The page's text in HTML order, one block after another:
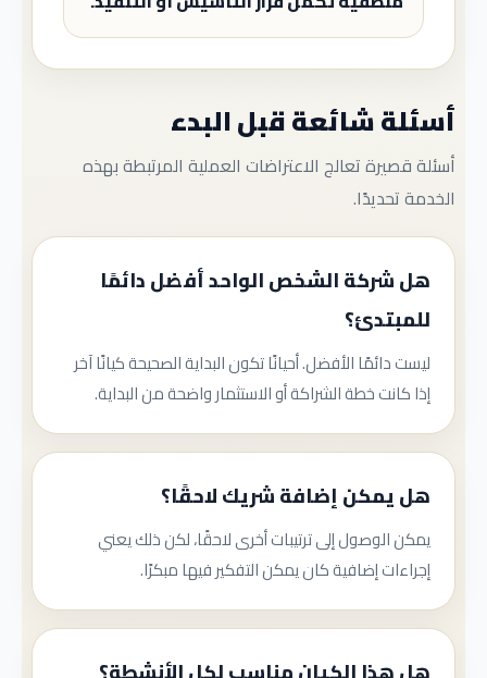
أسئلة شائعة قبل البدء
أسئلة قصيرة تعالج الاعتراضات العملية المرتبطة بهذه
الخدمة تحديدًا.
هل شركة الشخص الواحد أفضل دائمًا
للمبتدئ؟
ليست دائمًا الأفضل. أحيانًا تكون البداية الصحيحة كيانًا آخر
إذا كانت خطة الشراكة أو الاستثمار واضحة من البداية.
هل يمكن إضافة شريك لاحقًا؟
يمكن الوصول إلى ترتيبات أخرى لاحقًا، لكن ذلك يعني
إجراءات إضافية كان يمكن التفكير فيها مبكرًا.